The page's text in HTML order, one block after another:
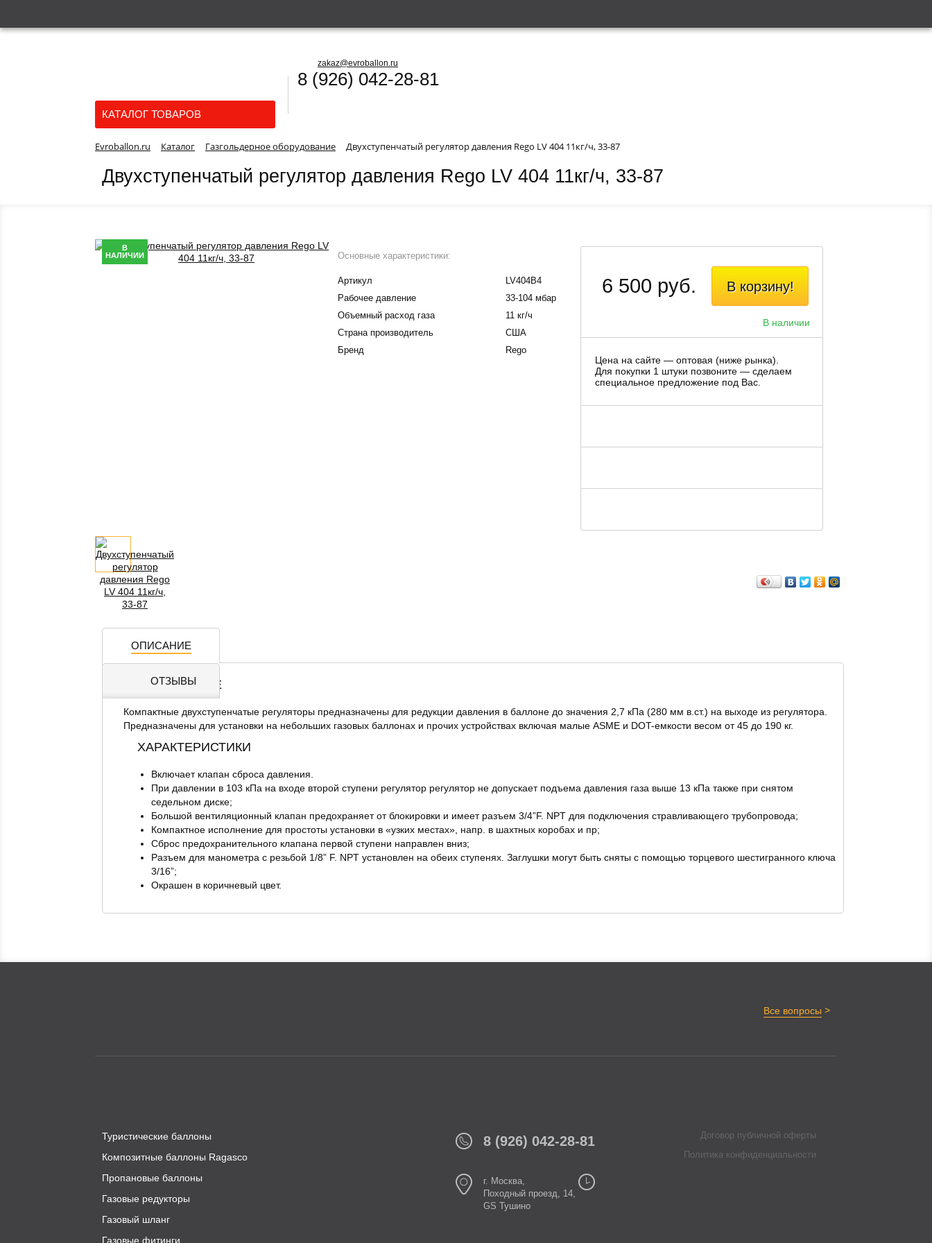
zakaz@evroballon.ru
8 (926) 042-28-81
КАТАЛОГ ТОВАРОВ
Evroballon.ru Каталог Газгольдерное оборудование Двухступенчатый регулятор давления Rego LV 404 11кг/ч, 33-87
Двухступенчатый регулятор давления Rego LV 404 11кг/ч, 33-87
В
НАЛИЧИИ
Основные характеристики:
Артикул
LV404B4
Рабочее давление
33-104 мбар
Объемный расход газа
11 кг/ч
Страна производитель
США
Бренд
Rego
В корзину!
В наличии
6 500 руб.
Цена на сайте — оптовая (ниже рынка).
Для покупки 1 штуки позвоните — сделаем
специальное предложение под Вас.
ОПИСАНИЕ
ОТЗЫВЫ
НАЗНАЧЕНИЕ
Компактные двухступенчатые регуляторы предназначены для редукции давления в баллоне до значения 2,7 кПа (280 мм в.ст.) на выходе из регулятора.
Предназначены для установки на небольших газовых баллонах и прочих устройствах включая малые ASME и DOT-емкости весом от 45 до 190 кг.
ХАРАКТЕРИСТИКИ
Включает клапан сброса давления.
При давлении в 103 кПа на входе второй ступени регулятор регулятор не допускает подъема давления газа выше 13 кПа также при снятом
седельном диске;
Большой вентиляционный клапан предохраняет от блокировки и имеет разъем 3/4”F. NPT для подключения стравливающего трубопровода;
Компактное исполнение для простоты установки в «узких местах», напр. в шахтных коробах и пр;
Сброс предохранительного клапана первой ступени направлен вниз;
Разъем для манометра с резьбой 1/8” F. NPT установлен на обеих ступенях. Заглушки могут быть сняты с помощью торцевого шестигранного ключа
3/16”;
Окрашен в коричневый цвет.
Все вопросы >
Туристические баллоны
Композитные баллоны Ragasco
Пропановые баллоны
Газовые редукторы
Газовый шланг
Газовые фитинги
8 (926) 042-28-81
г. Москва,
Походный проезд, 14,
GS Тушино
Договор публичной оферты
Политика конфиденциальности